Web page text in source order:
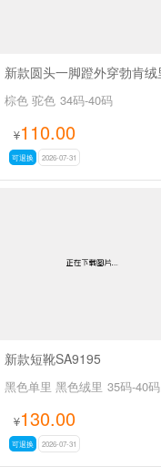
棕色 驼色 34码-40码
¥110.00
可退换 2026-07-31
新款短靴SA9195
黑色单里 黑色绒里 35码-40码
¥130.00
可退换 2026-07-31